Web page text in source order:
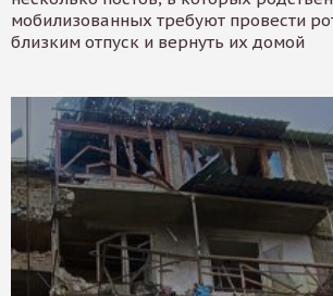
мобилизованных требуют провести
близким отпуск и вернуть их домой